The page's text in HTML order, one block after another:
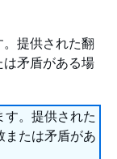
提供された翻
矛盾がある場
。提供された
または矛盾があ